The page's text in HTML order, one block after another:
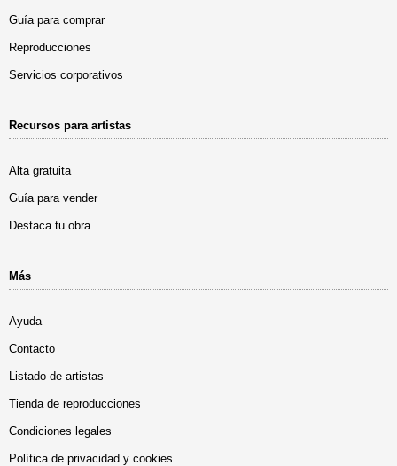
Guía para comprar
Reproducciones
Servicios corporativos
Recursos para artistas
Alta gratuita
Guía para vender
Destaca tu obra
Más
Ayuda
Contacto
Listado de artistas
Tienda de reproducciones
Condiciones legales
Política de privacidad y cookies